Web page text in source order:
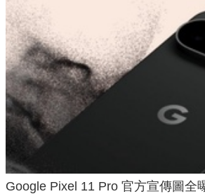
Google Pixel 11 Pro 官方宣傳圖全